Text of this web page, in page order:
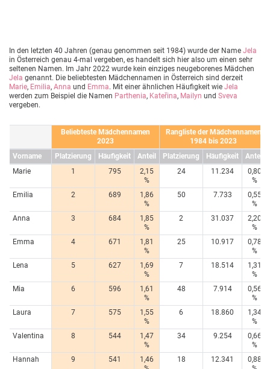
In den letzten 40 Jahren (genau genommen seit 1984) wurde der Name Jela
in Österreich genau 4-mal vergeben, es handelt sich hier also um einen sehr
seltenen Namen. Im Jahr 2022 wurde kein einziges neugeborenes Mädchen
Jela genannt. Die beliebtesten Mädchennamen in Österreich sind derzeit
Marie, Emilia, Anna und Emma. Mit einer ähnlichen Häufigkeit wie Jela
werden zum Beispiel die Namen Parthenia, Kateřina, Mailyn und Sveva
vergeben.
Beliebteste Mädchennamen
2023
Rangliste der Mädchennamen
1984 bis 2023
Vorname
Platzierung Häufigkeit Anteil Platzierung Häufigkeit
Anteil
Marie
1 795
2,15
%
24 11.234
0,80
%
Emilia
2 689
1,86
%
50 7.733
0,55
%
Anna
3 684
1,85
%
2 31.037
2,20
%
Emma
4 671
1,81
%
25 10.917
0,78
%
Lena
5 627
1,69
%
7 18.514
1,31
%
Mia
6 596
1,61
%
48 7.914
0,56
%
Laura
7 575
1,55
%
6 18.860
1,34
%
Valentina
8 544
1,47
%
34 9.254
0,66
%
Hannah
9 541
1,46
18 12.341
0,88